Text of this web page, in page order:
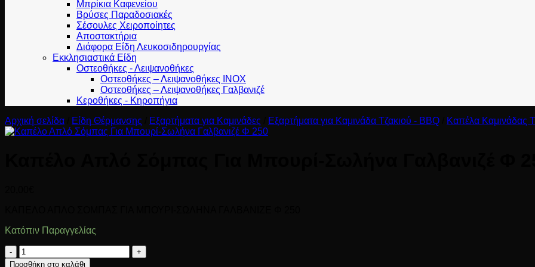
Μπρίκια Καφενείου
Βρύσες Παραδοσιακές
Σέσουλες Χειροποίητες
Αποστακτήρια
Διάφορα Είδη Λευκοσιδηρουργίας
Εκκλησιαστικά Είδη
Οστεοθήκες - Λειψανοθήκες
Οστεοθήκες – Λειψανοθήκες INOX
Οστεοθήκες – Λειψανοθήκες Γαλβανιζέ
Κεροθήκες - Κηροπήγια
Αρχική σελίδα
Είδη Θέρμανσης Εξαρτήματα για Καμινάδες Εξαρτήματα για Καμινάδα Τζακιού - BBQ Καπέλα Καμινάδας
Κατόπιν Παραγγελίας
Καπέλο
Απλό
Προσθήκη στο καλάθι